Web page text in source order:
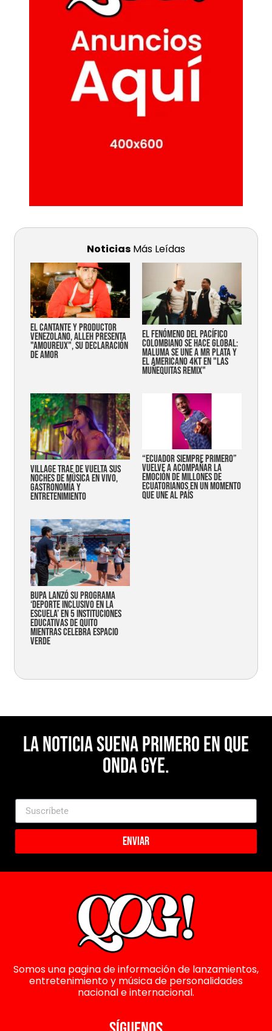
Noticias Más Leídas
EL CANTANTE Y PRODUCTOR
VENEZOLANO, ALLEH PRESENTA
"AMOUREUX", SU DECLARACIÓN
DE AMOR
EL FENÓMENO DEL PACÍFICO
COLOMBIANO SE HACE GLOBAL:
MALUMA SE UNE A MR PLATA Y
EL AMERICANO 4KT EN "LAS
MUÑEQUITAS REMIX"
Village trae de vuelta sus
noches de música en vivo,
gastronomía y
entretenimiento
“Ecuador siempre primero”
vuelve a acompañar la
emoción de millones de
ecuatorianos en un momento
que une al país
Bupa lanzó su programa
‘Deporte Inclusivo en la
Escuela’ en 5 instituciones
educativas de Quito
mientras celebra espacio
verde
La noticia suena primero en Que
Onda Gye.
Enviar
Somos una pagina de información de lanzamientos,
entretenimiento y música de personalidades
nacional e internacional.